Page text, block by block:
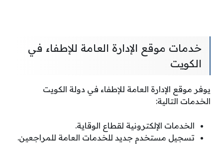
خدمات موقع الإدارة العامة للإطفاء في
الكويت
يوفر موقع الإدارة العامة للإطفاء في دولة الكويت
الخدمات التالية:
الخدمات الإلكترونية لقطاع الوقاية.
تسجيل مستخدم جديد للخدمات العامة للمراجعين.